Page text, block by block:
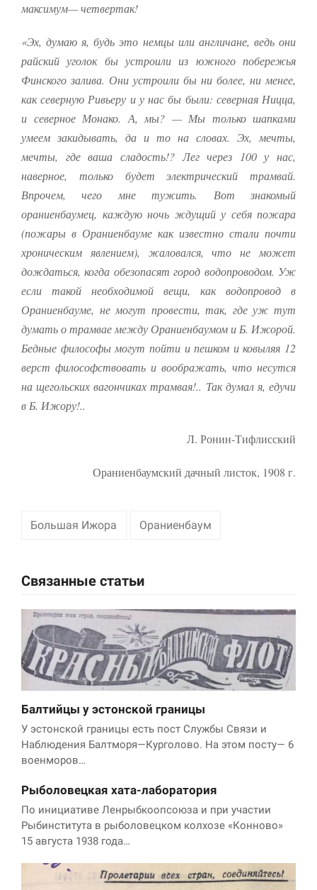
максимум— четвертак!
«Эх, думаю я, будь это немцы или англичане, ведь они
райский уголок бы устроили из южного побережья
Финского залива. Они устроили бы ни более, ни менее,
как северную Ривьеру и у нас бы были: северная Ницца,
и северное Монако. А, мы? — Мы только шапками
умеем закидывать, да и то на словах. Эх, мечты,
мечты, где ваша сладость!? Лег через 100 у нас,
наверное, только будет электрический трамвай.
Впрочем, чего мне тужить. Вот знакомый
ораниенбаумец, каждую ночь ждущий у себя пожара
(пожары в Ораниенбауме как известно стали почти
хроническим явлением), жаловался, что не может
дождаться, когда обезопасят город водопроводом. Уж
если такой необходимой вещи, как водопровод в
Ораниенбауме, не могут провести, так, где уж тут
думать о трамвае между Ораниенбаумом и Б. Ижорой.
Бедные философы могут пойти и пешком и ковыляя 12
верст философствовать и воображать, что несутся
на щегольских вагончиках трамвая!.. Так думал я, едучи
в Б. Ижору!..
Л. Ронин-Тифлисский
Ораниенбаумский дачный листок, 1908 г.
Большая Ижора Ораниенбаум
Связанные статьи
Балтийцы у эстонской границы
У эстонской границы есть пост Службы Связи и
Наблюдения Балтморя—Курголово. На этом посту— 6
военморов…
Рыболовецкая хата-лаборатория
По инициативе Ленрыбкоопсоюза и при участии
Рыбинститута в рыболовецком колхозе «Конново»
15 августа 1938 года…
сайта, вы повышаете
вероятность того, что
персонализированный
контент и
предложения.